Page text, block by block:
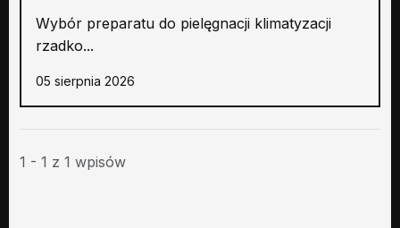
Wybór preparatu do pielęgnacji klimatyzacji
rzadko...
05 sierpnia 2026
1 - 1 z 1 wpisów